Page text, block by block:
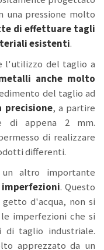
una pressione molto
di effettuare tagli
esistenti.
l'utilizzo del taglio a
anche molto
del taglio ad
precisione, a partire
di appena 2 mm.
di realizzare
differenti.
altro importante
imperfezioni. Questo
d'acqua, non si
imperfezioni che si
di taglio industriale.
apprezzato da un